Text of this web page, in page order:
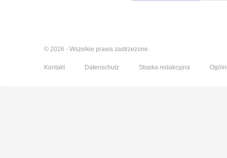
© 2026 - Wszelkie prawa zastrzeżone.
Kontakt Datenschutz Stopka redakcyjna